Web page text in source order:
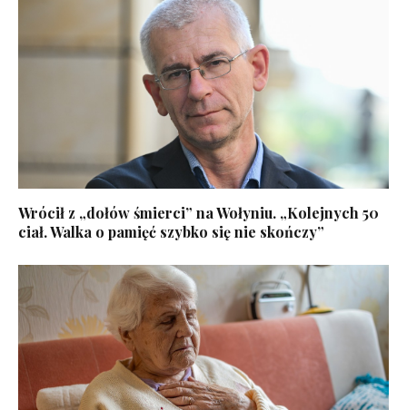
Wrócił z „dołów śmierci” na Wołyniu. „Kolejnych 50
ciał. Walka o pamięć szybko się nie skończy”